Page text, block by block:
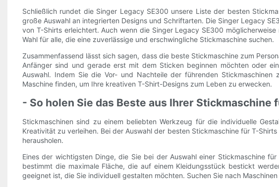
Schließlich rundet die Singer Legacy SE300 unsere Liste der besten
große Auswahl an integrierten Designs und Schriftarten. Die Singer Legacy
von T-Shirts erleichtert. Auch wenn die Singer Legacy SE300
Wahl für alle, die eine zuverlässige und erschwingliche Stickmaschine suchen.
Zusammenfassend lässt sich sagen, dass die beste Stickmaschine zum
Anfänger sind und gerade erst mit dem Sticken beginnen möchten oder
Auswahl. Indem Sie die Vor- und Nachteile der führenden
Maschine finden, um Ihre kreativen T-Shirt-Designs zum Leben zu erwecken.
- So holen Sie das Beste aus Ihrer
Stickmaschinen sind zu einem beliebten Werkzeug für die individuelle
Kreativität zu verleihen. Bei der Auswahl der besten Stickmaschine für T-
herausholen.
Eines der wichtigsten Dinge, die Sie bei der Auswahl einer Stickmaschine
bestimmt die maximale Fläche, die auf einem Kleidungsstück bestickt
geeignet ist, die Sie individuell gestalten möchten. Suchen Sie nach